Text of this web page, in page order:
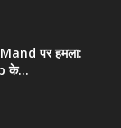
पर हमला:
के...